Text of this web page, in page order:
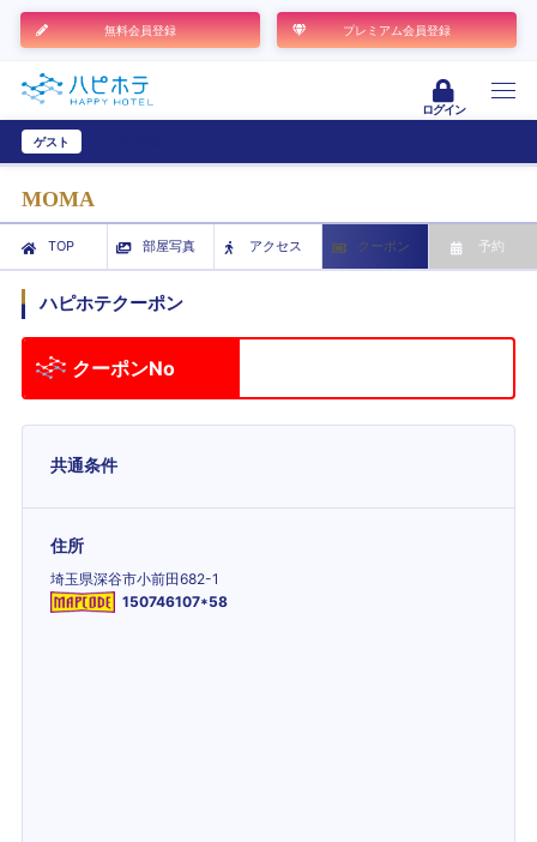
無料会員登録 プレミアム会員登録
ログイン
ゲスト
MOMA
TOP 部屋写真 アクセス クーポン 予約
ハピホテクーポン
クーポンNo
共通条件
住所
埼玉県深谷市小前田682-1
150746107*58